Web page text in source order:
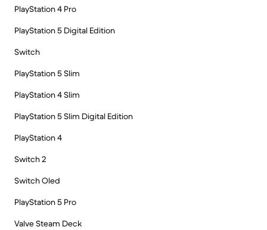
PlayStation 4 Pro
PlayStation 5 Digital Edition
Switch
PlayStation 5 Slim
PlayStation 4 Slim
PlayStation 5 Slim Digital Edition
PlayStation 4
Switch 2
Switch Oled
PlayStation 5 Pro
Valve Steam Deck